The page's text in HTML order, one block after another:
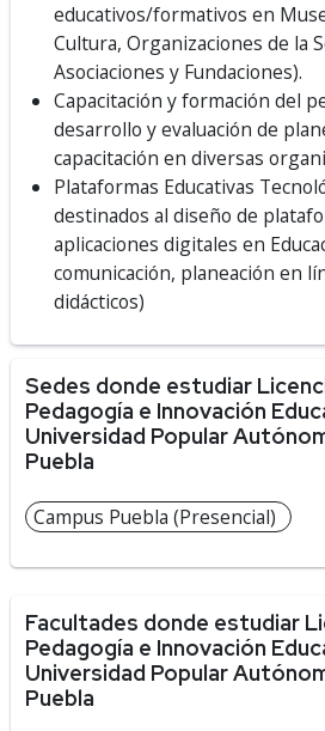
educativos/formativos en
Cultura, Organizaciones de la
Asociaciones y Fundaciones).
Capacitación y formación del
desarrollo y evaluación de
capacitación en diversas
Plataformas Educativas
destinados al diseño de
aplicaciones digitales en
comunicación, planeación en
didácticos)
Sedes donde estudiar
Pedagogía e Innovación
Universidad Popular
Puebla
Campus Puebla (Presencial)
Facultades donde estudiar
Pedagogía e Innovación
Universidad Popular
Puebla